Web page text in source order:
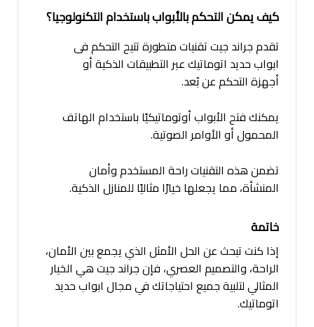
كيف يمكن التحكم بالأبواب باستخدام التكنولوجيا؟
تقدم جراند جيت تقنيات متطورة تتيح التحكم فى
ابواب حديد اتوماتيك عبر التطبيقات الذكية أو
أجهزة التحكم عن بُعد.
يمكنك فتح الأبواب أوتوماتيكيًا باستخدام الهاتف
المحمول أو الأوامر الصوتية.
تضمن هذه التقنيات راحة المستخدم وأمان
المنشأة، مما يجعلها خيارًا مثاليًا للمنازل الذكية.
خاتمة
إذا كنت تبحث عن الحل الأمثل الذي يجمع بين الأمان،
الراحة، والتصميم العصري، فإن جراند جيت هي الخيار
المثالي لتلبية جميع احتياجاتك في مجال ابواب حديد
اتوماتيك.